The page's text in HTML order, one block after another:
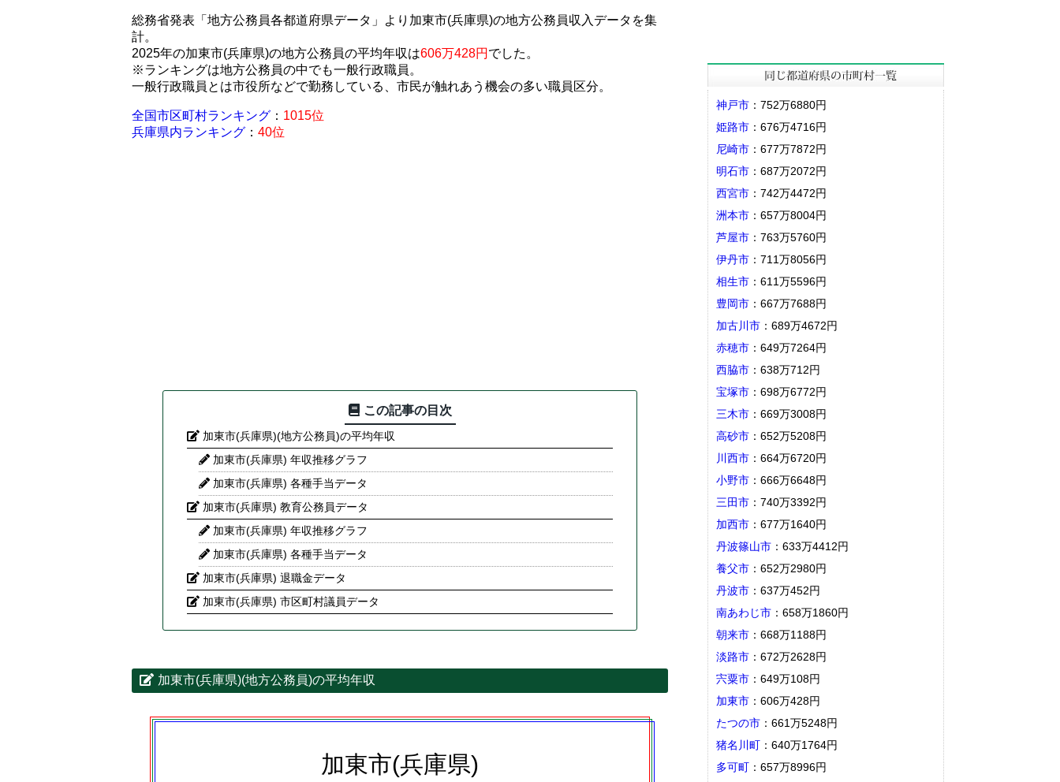
総務省発表「地方公務員各都道府県データ」より加東市(兵庫県)の地方公務員収入データを集
計。
2025年の加東市(兵庫県)の地方公務員の平均年収は606万428円 でした。
※ランキングは地方公務員の中でも一般行政職員。
一般行政職員とは市役所などで勤務している、市民が触れあう機会の多い職員区分。
全国市区町村ランキング ： 1015位
兵庫県内ランキング ： 40位
この記事の目次
加東市(兵庫県)(地方公務員)の平均年収
加東市(兵庫県) 年収推移グラフ
加東市(兵庫県) 各種手当データ
加東市(兵庫県) 教育公務員データ
加東市(兵庫県) 年収推移グラフ
加東市(兵庫県) 各種手当データ
加東市(兵庫県) 退職金データ
加東市(兵庫県) 市区町村議員データ
加東市(兵庫県)(地方公務員)の平均年収
加東市(兵庫県)
神戸市 ：752万6880円
姫路市 ：676万4716円
尼崎市 ：677万7872円
明石市 ：687万2072円
西宮市 ：742万4472円
洲本市 ：657万8004円
芦屋市 ：763万5760円
伊丹市 ：711万8056円
相生市 ：611万5596円
豊岡市 ：667万7688円
加古川市 ：689万4672円
赤穂市 ：649万7264円
西脇市 ：638万712円
宝塚市 ：698万6772円
三木市 ：669万3008円
高砂市 ：652万5208円
川西市 ：664万6720円
小野市 ：666万6648円
三田市 ：740万3392円
加西市 ：677万1640円
丹波篠山市 ：633万4412円
養父市 ：652万2980円
丹波市 ：637万452円
南あわじ市 ：658万1860円
朝来市 ：668万1188円
淡路市 ：672万2628円
宍粟市 ：649万108円
加東市 ：606万428円
たつの市 ：661万5248円
猪名川町 ：640万1764円
多可町 ：657万8996円